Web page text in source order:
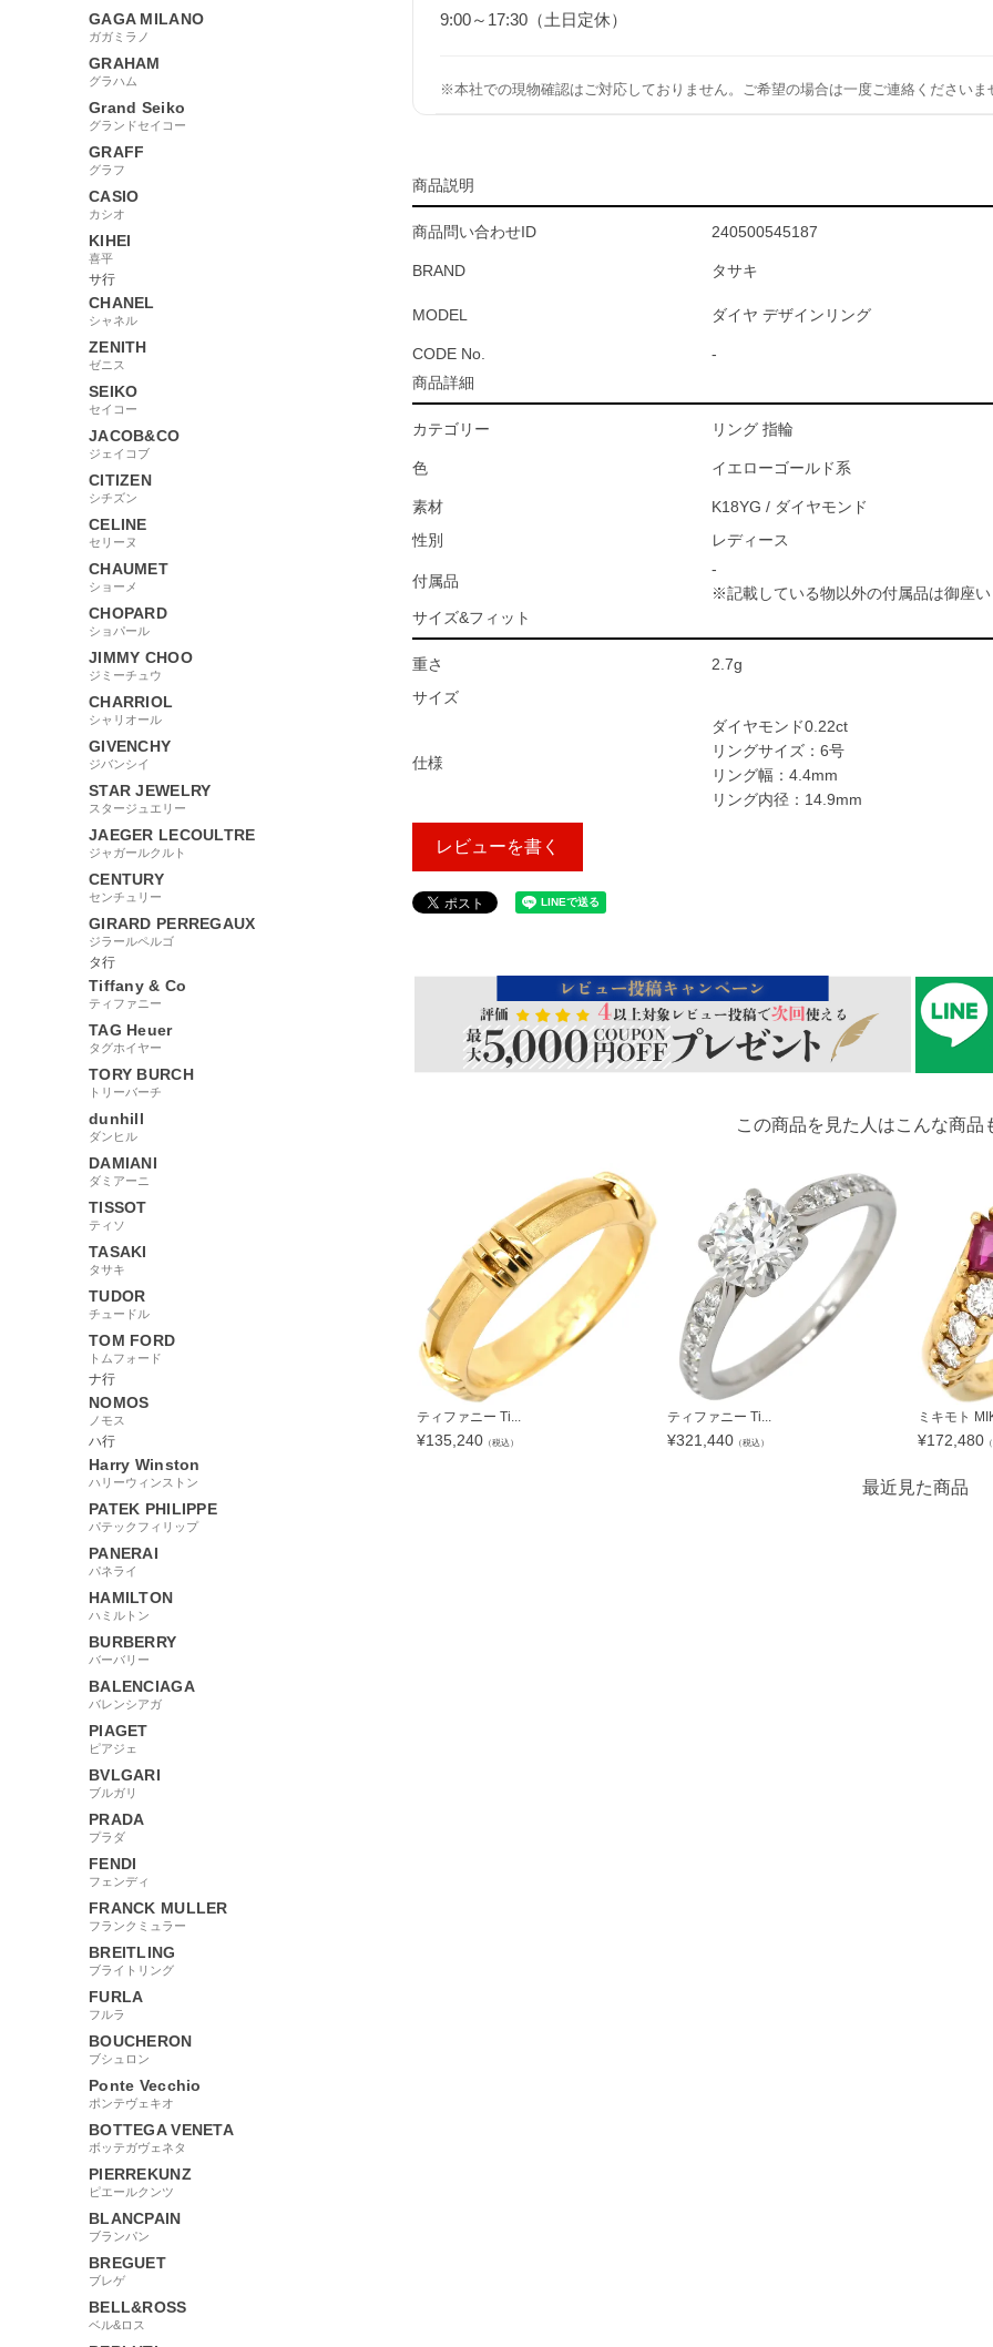
GAGA MILANO
ガガミラノ
GRAHAM
グラハム
Grand Seiko
グランドセイコー
GRAFF
グラフ
CASIO
カシオ
KIHEI
喜平
サ行
CHANEL
シャネル
ZENITH
ゼニス
SEIKO
セイコー
JACOB&CO
ジェイコブ
CITIZEN
シチズン
CELINE
セリーヌ
CHAUMET
ショーメ
CHOPARD
ショパール
JIMMY CHOO
ジミーチュウ
CHARRIOL
シャリオール
GIVENCHY
ジバンシイ
STAR JEWELRY
スタージュエリー
JAEGER LECOULTRE
ジャガールクルト
CENTURY
センチュリー
GIRARD PERREGAUX
ジラールペルゴ
タ行
Tiffany & Co
ティファニー
TAG Heuer
タグホイヤー
TORY BURCH
トリーバーチ
dunhill
ダンヒル
DAMIANI
ダミアーニ
TISSOT
ティソ
TASAKI
タサキ
TUDOR
チュードル
TOM FORD
トムフォード
ナ行
NOMOS
ノモス
ハ行
Harry Winston
ハリーウィンストン
PATEK PHILIPPE
パテックフィリップ
PANERAI
パネライ
HAMILTON
ハミルトン
BURBERRY
バーバリー
BALENCIAGA
バレンシアガ
PIAGET
ピアジェ
BVLGARI
ブルガリ
PRADA
プラダ
FENDI
フェンディ
FRANCK MULLER
フランクミュラー
BREITLING
ブライトリング
FURLA
フルラ
BOUCHERON
ブシュロン
Ponte Vecchio
ポンテヴェキオ
BOTTEGA VENETA
ボッテガヴェネタ
PIERREKUNZ
ピエールクンツ
BLANCPAIN
ブランパン
BREGUET
ブレゲ
BELL&ROSS
ベル&ロス
9:00～17:30（土日定休）
※本社での現物確認はご対応しておりません。ご希望の場合は一度ご連絡くださいま
商品説明
商品問い合わせID 240500545187
BRAND タサキ
MODEL ダイヤ デザインリング
CODE No.
-
商品詳細
カテゴリー リング 指輪
色 イエローゴールド系
素材
K18YG / ダイヤモンド
性別
レディース
付属品
-
※記載している物以外の付属品は御座
サイズ&フィット
重さ
2.7g
サイズ
仕様
ダイヤモンド0.22ct
リングサイズ：6号
リング幅：4.4mm
リング内径：14.9mm
レビューを書く
この商品を見た人はこんな商品
ティファニー Ti...
¥135,240 （税込）
ティファニー Ti...
¥321,440 （税込）
ミキモト
¥172,480
最近見た商品